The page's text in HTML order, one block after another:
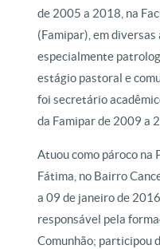
de 2005 a 2018, na
(Famipar), em diversas
especialmente
estágio pastoral e
foi secretário
da Famipar de 2009 a
Atuou como pároco na
Fátima, no Bairro
a 09 de janeiro de
responsável pela
Comunhão; participou